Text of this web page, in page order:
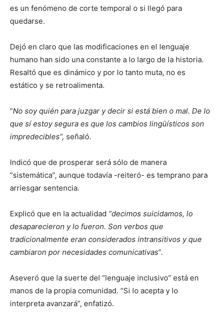
es un fenómeno de corte temporal o si llegó para
quedarse.
Dejó en claro que las modificaciones en el lenguaje
humano han sido una constante a lo largo de la historia.
Resaltó que es dinámico y por lo tanto muta, no es
estático y se retroalimenta.
“No soy quién para juzgar y decir si está bien o mal. De lo
que sí estoy segura es que los cambios lingüísticos son
impredecibles”, señaló.
Indicó que de prosperar será sólo de manera
“sistemática”, aunque todavía -reiteró- es temprano para
arriesgar sentencia.
Explicó que en la actualidad “decimos suicidamos, lo
desaparecieron y lo fueron. Son verbos que
tradicionalmente eran considerados intransitivos y que
cambiaron por necesidades comunicativas”.
Aseveró que la suerte del “lenguaje inclusivo” está en
manos de la propia comunidad. “Si lo acepta y lo
interpreta avanzará”, enfatizó.